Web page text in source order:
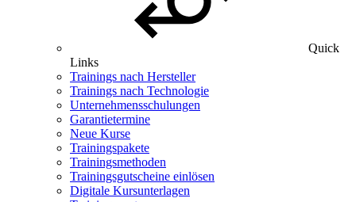
Quick
Links
Trainings nach Hersteller
Trainings nach Technologie
Unternehmensschulungen
Garantietermine
Neue Kurse
Trainingspakete
Trainingsmethoden
Trainingsgutscheine einlösen
Digitale Kursunterlagen